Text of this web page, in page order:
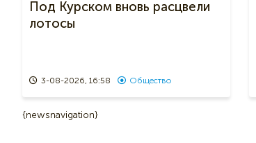
Под Курском вновь расцвели
лотосы
3-08-2026, 16:58 Общество
{newsnavigation}